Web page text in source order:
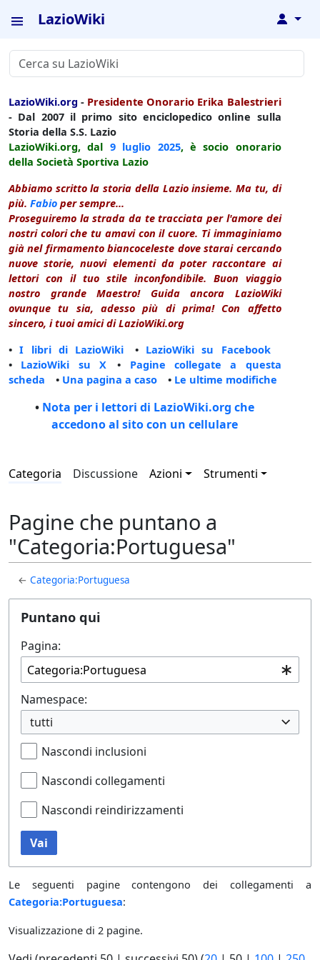
LazioWiki ↓
LazioWiki.org - Presidente Onorario Erika Balestrieri
- Dal 2007 il primo sito enciclopedico online sulla
Storia della S.S. Lazio
LazioWiki.org, dal 9 luglio 2025, è socio onorario
della Società Sportiva Lazio
Abbiamo scritto la storia della Lazio insieme. Ma tu, di
più. Fabio per sempre...
Proseguiremo la strada da te tracciata per l'amore dei
nostri colori che tu amavi con il cuore. Ti immaginiamo
già nel firmamento biancoceleste dove starai cercando
nuove storie, nuovi elementi da poter raccontare ai
lettori con il tuo stile inconfondibile. Buon viaggio
nostro grande Maestro! Guida ancora LazioWiki
ovunque tu sia, adesso più di prima! Con affetto
sincero, i tuoi amici di LazioWiki.org
•I libri di LazioWiki • LazioWiki su Facebook
• LazioWiki su X • Pagine collegate a questa
scheda • Una pagina a caso • Le ultime modifiche
• Nota per i lettori di LazioWiki.org che
accedono al sito con un cellulare
Categoria Discussione Azioni Strumenti
Pagine che puntano a
"Categoria:Portuguesa"
←Categoria:Portuguesa
Puntano qui
Pagina:
Namespace:
tutti
Nascondi inclusioni
Nascondi collegamenti
Nascondi reindirizzamenti
Vai
Le seguenti pagine contengono dei collegamenti a
Categoria:Portuguesa:
Visualizzazione di 2 pagine.